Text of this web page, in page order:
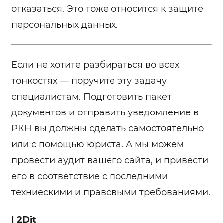
отказаться. Это тоже относится к защите
персональных данных.
Если не хотите разбираться во всех
тонкостях — поручите эту задачу
специалистам. Подготовить пакет
документов и отправить уведомление в
РКН вы должны сделать самостоятельно
или с помощью юриста. А мы можем
провести аудит вашего сайта, и привести
его в соответствие с последними
техниескими и правовыми требованиями.
| 2Dit